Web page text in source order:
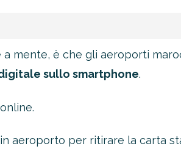
mente, è che gli aeroporti
sullo smartphone.
aeroporto per ritirare la carta